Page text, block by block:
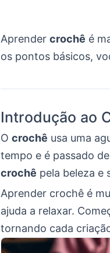
Aprender crochê é
os pontos básicos,
Introdução ao
O crochê usa uma
tempo e é passado
crochê pela beleza e
Aprender crochê é
ajuda a relaxar.
tornando cada